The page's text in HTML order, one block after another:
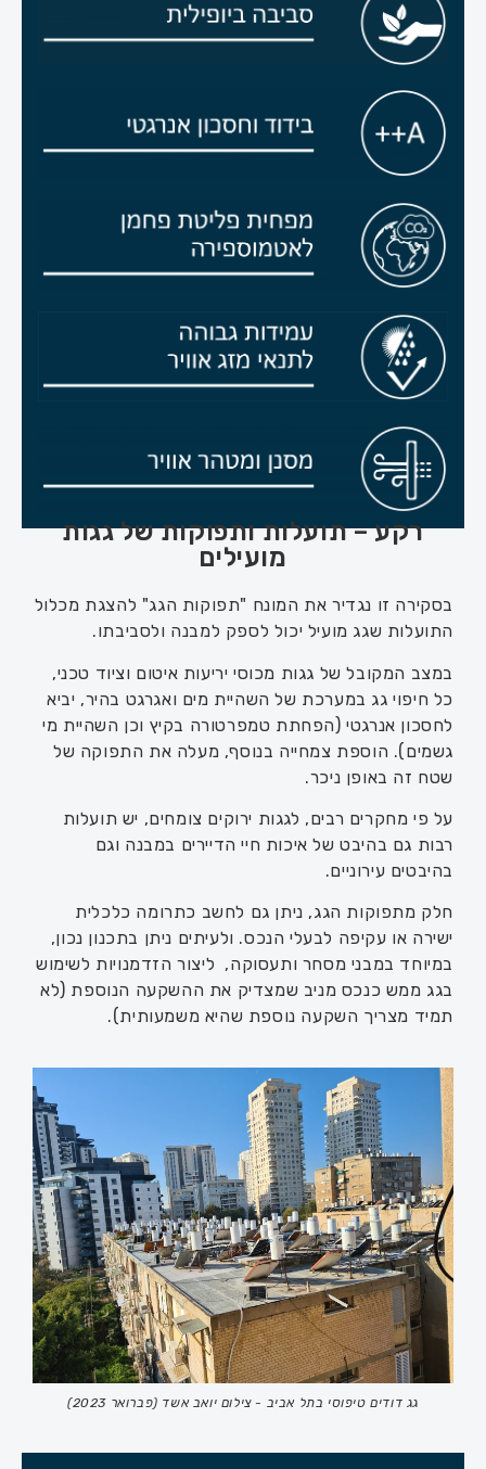
רקע – תועלות ותפוקות של גגות
מועילים
בסקירה זו נגדיר את המונח "תפוקות הגג" להצגת מכלול
התועלות שגג מועיל יכול לספק למבנה ולסביבתו.
במצב המקובל של גגות מכוסי יריעות איטום וציוד טכני,
כל חיפוי גג במערכת של השהיית מים ואגרגט בהיר, יביא
לחסכון אנרגטי (הפחתת טמפרטורה בקיץ וכן השהיית מי
גשמים). הוספת צמחייה בנוסף, מעלה את התפוקה של
שטח זה באופן ניכר.
על פי מחקרים רבים, לגגות ירוקים צומחים, יש תועלות
רבות גם בהיבט של איכות חיי הדיירים במבנה וגם
בהיבטים עירוניים.
חלק מתפוקות הגג, ניתן גם לחשב כתרומה כלכלית
ישירה או עקיפה לבעלי הנכס. ולעיתים ניתן בתכנון נכון,
במיוחד במבני מסחר ותעסוקה, ליצור הזדמנויות לשימוש
בגג ממש כנכס מניב שמצדיק את ההשקעה הנוספת (לא
תמיד מצריך השקעה נוספת שהיא משמעותית).
גג דודים טיפוסי בתל אביב - צילום יואב אשד (פברואר 2023)